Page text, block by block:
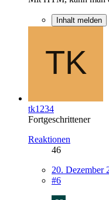
Inhalt melden
tk1234
Fortgeschrittener
Reaktionen
46
20. Dezember
#6